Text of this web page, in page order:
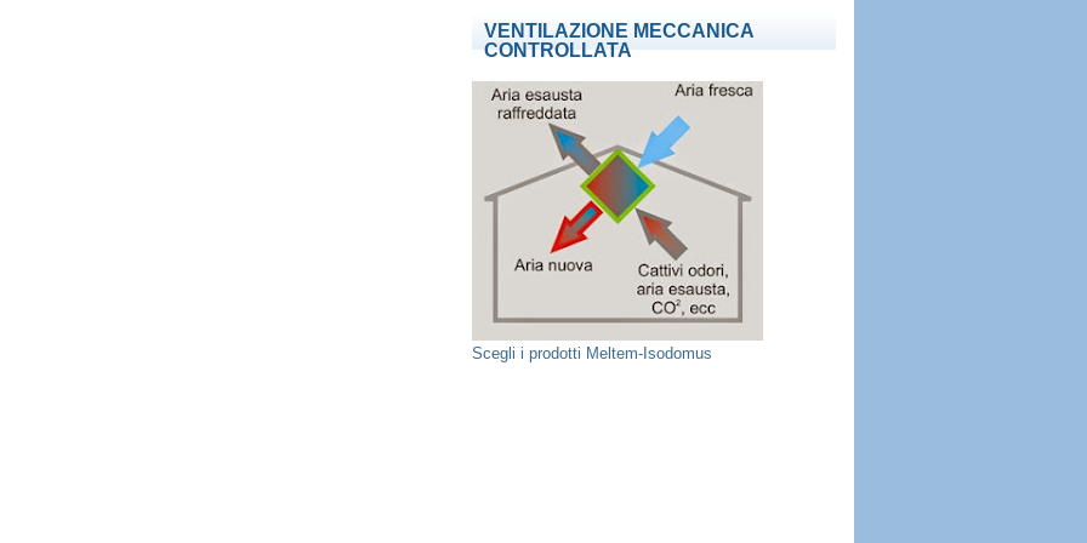
VENTILAZIONE MECCANICA
CONTROLLATA
Scegli i prodotti Meltem-Isodomus